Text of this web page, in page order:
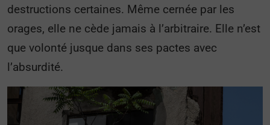
destructions certaines. Même cernée par les
orages, elle ne cède jamais à l’arbitraire. Elle n’est
que volonté jusque dans ses pactes avec
l’absurdité.